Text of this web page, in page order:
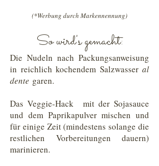
(*Werbung durch Markennennung)
So wird's gemacht:
Die Nudeln nach Packungsanweisung
in reichlich kochendem Salzwasser al
dente garen.
Das Veggie-Hack mit der Sojasauce
und dem Paprikapulver mischen und
für einige Zeit (mindestens solange die
restlichen Vorbereitungen dauern)
marinieren.